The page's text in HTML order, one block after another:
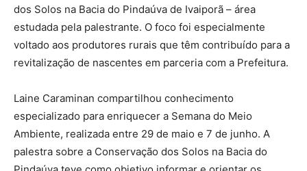
dos Solos na Bacia do Pindaúva de Ivaiporã – área
estudada pela palestrante. O foco foi especialmente
voltado aos produtores rurais que têm contribuído para a
revitalização de nascentes em parceria com a Prefeitura.
Laine Caraminan compartilhou conhecimento
especializado para enriquecer a Semana do Meio
Ambiente, realizada entre 29 de maio e 7 de junho. A
palestra sobre a Conservação dos Solos na Bacia do